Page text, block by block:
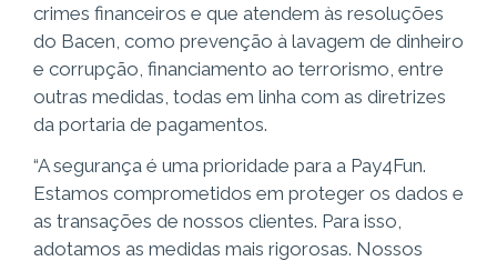
crimes financeiros e que atendem às resoluções
do Bacen, como prevenção à lavagem de dinheiro
e corrupção, financiamento ao terrorismo, entre
outras medidas, todas em linha com as diretrizes
da portaria de pagamentos.
“A segurança é uma prioridade para a Pay4Fun.
Estamos comprometidos em proteger os dados e
as transações de nossos clientes. Para isso,
adotamos as medidas mais rigorosas. Nossos